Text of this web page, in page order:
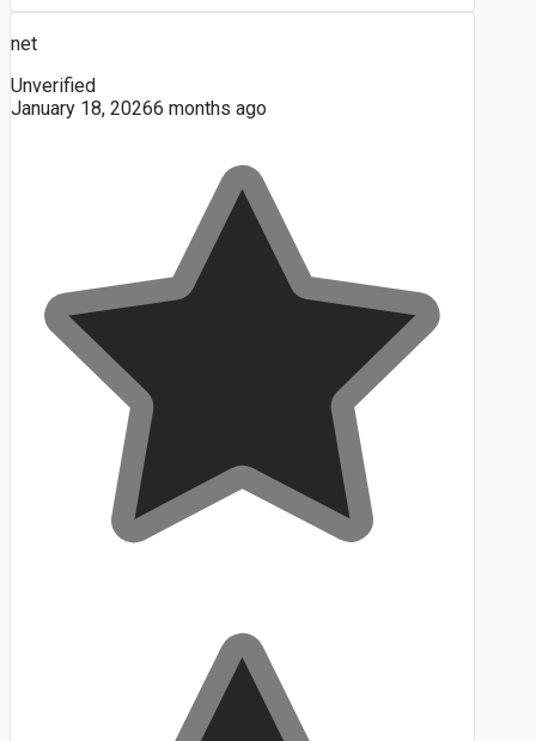
net
Unverified
January 18, 20266 months ago